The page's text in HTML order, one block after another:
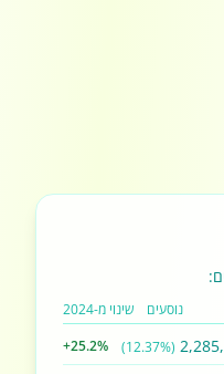
נוסעים שינוי מ-2024
(12.37%)
+25.2%